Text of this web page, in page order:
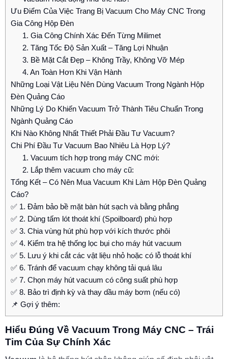
Ưu Điểm Của Việc Trang Bị Vacuum Cho Máy CNC Trong
Gia Công Hộp Đèn
1. Gia Công Chính Xác Đến Từng Milimet
2. Tăng Tốc Độ Sản Xuất – Tăng Lợi Nhuận
3. Bề Mặt Cắt Đẹp – Không Trầy, Không Vỡ Mép
4. An Toàn Hơn Khi Vận Hành
Những Loại Vật Liệu Nên Dùng Vacuum Trong Ngành Hộp
Đèn Quảng Cáo
Những Lý Do Khiến Vacuum Trở Thành Tiêu Chuẩn Trong
Ngành Quảng Cáo
Khi Nào Không Nhất Thiết Phải Đầu Tư Vacuum?
Chi Phí Đầu Tư Vacuum Bao Nhiêu Là Hợp Lý?
1. Vacuum tích hợp trong máy CNC mới:
2. Lắp thêm vacuum cho máy cũ:
Tổng Kết – Có Nên Mua Vacuum Khi Làm Hộp Đèn Quảng
Cáo?
✅ 1. Đảm bảo bề mặt bàn hút sạch và bằng phẳng
✅ 2. Dùng tấm lót thoát khí (Spoilboard) phù hợp
✅ 3. Chia vùng hút phù hợp với kích thước phôi
✅ 4. Kiểm tra hệ thống lọc bụi cho máy hút vacuum
✅ 5. Lưu ý khi cắt các vật liệu nhỏ hoặc có lỗ thoát khí
✅ 6. Tránh để vacuum chạy không tải quá lâu
✅ 7. Chọn máy hút vacuum có công suất phù hợp
✅ 8. Bảo trì định kỳ và thay dầu máy bơm (nếu có)
📌 Gợi ý thêm:
Hiểu Đúng Về Vacuum Trong Máy CNC – Trái
Tim Của Sự Chính Xác